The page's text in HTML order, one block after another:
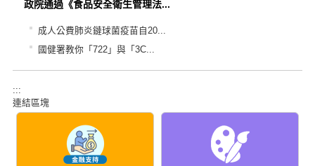
政院通過《食品安全衛生管理法...
成人公費肺炎鏈球菌疫苗自20...
國健署教你「722」與「3C...
:::
連結區塊